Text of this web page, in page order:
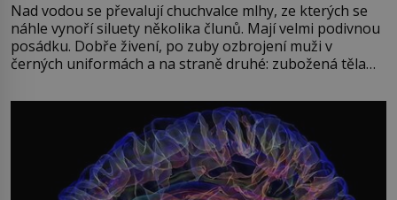
Nad vodou se převalují chuchvalce mlhy, ze kterých se
náhle vynoří siluety několika člunů. Mají velmi podivnou
posádku. Dobře živení, po zuby ozbrojení muži v
černých uniformách a na straně druhé: zubožená těla
přízračná scéna znamená? Je jaro roku 1945, druhá
světová válka se chýlí ke konci. Jezero Stolpsee